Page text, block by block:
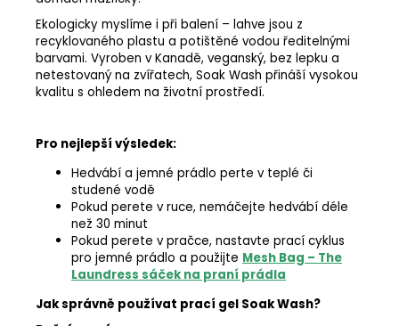
Ekologicky myslíme i při balení – lahve jsou z
recyklovaného plastu a potištěné vodou ředitelnými
barvami. Vyroben v Kanadě, veganský, bez lepku a
netestovaný na zvířatech, Soak Wash přináší vysokou
kvalitu s ohledem na životní prostředí.
Pro nejlepší výsledek:
Hedvábí a jemné prádlo perte v teplé či
studené vodě
Pokud perete v ruce, nemáčejte hedvábí déle
než 30 minut
Pokud perete v pračce, nastavte prací cyklus
pro jemné prádlo a použijte Mesh Bag – The
Laundress sáček na praní prádla
Jak správně používat prací gel Soak Wash?